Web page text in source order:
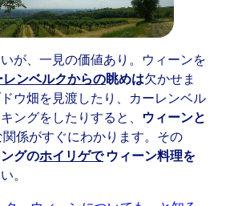
が、一見の価値あり。ウィーンを
レンベルクからの眺めは欠かせま
ウ畑を見渡したり、カーレンベル
ングをしたりすると、 ウィーンと
関係がすぐにわかります。その
グのホイリゲで ウィーン料理を
。